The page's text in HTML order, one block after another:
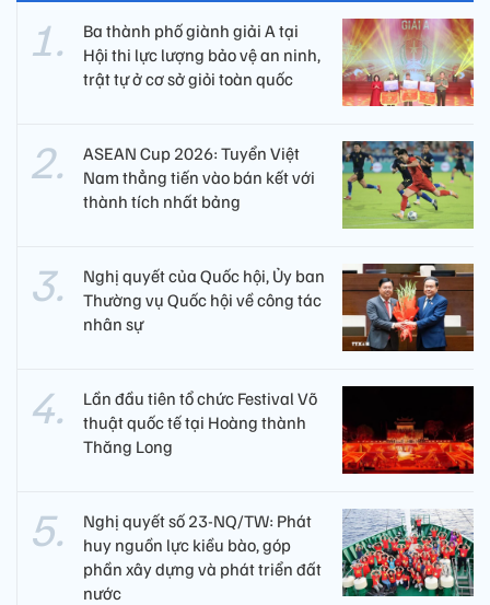
Ba thành phố giành giải A tại
Hội thi lực lượng bảo vệ an ninh,
trật tự ở cơ sở giỏi toàn quốc
ASEAN Cup 2026: Tuyển Việt
Nam thẳng tiến vào bán kết với
thành tích nhất bảng
Nghị quyết của Quốc hội, Ủy ban
Thường vụ Quốc hội về công tác
nhân sự
Lần đầu tiên tổ chức Festival Võ
thuật quốc tế tại Hoàng thành
Thăng Long
Nghị quyết số 23-NQ/TW: Phát
huy nguồn lực kiều bào, góp
phần xây dựng và phát triển đất
nước